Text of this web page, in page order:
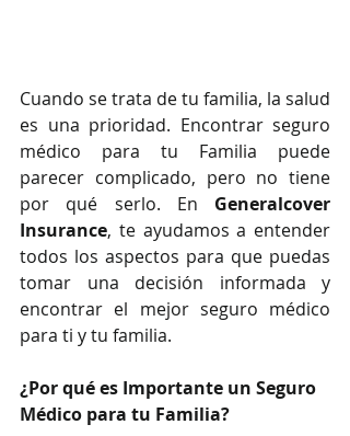
Cuando se trata de tu familia, la salud
es una prioridad. Encontrar seguro
médico para tu Familia puede
parecer complicado, pero no tiene
por qué serlo. En Generalcover
Insurance, te ayudamos a entender
todos los aspectos para que puedas
tomar una decisión informada y
encontrar el mejor seguro médico
para ti y tu familia.
¿Por qué es Importante un Seguro
Médico para tu Familia?